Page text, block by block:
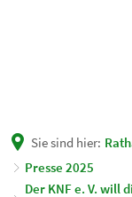
Sie sind hier:
Presse 2025
Der KNF e. V. will